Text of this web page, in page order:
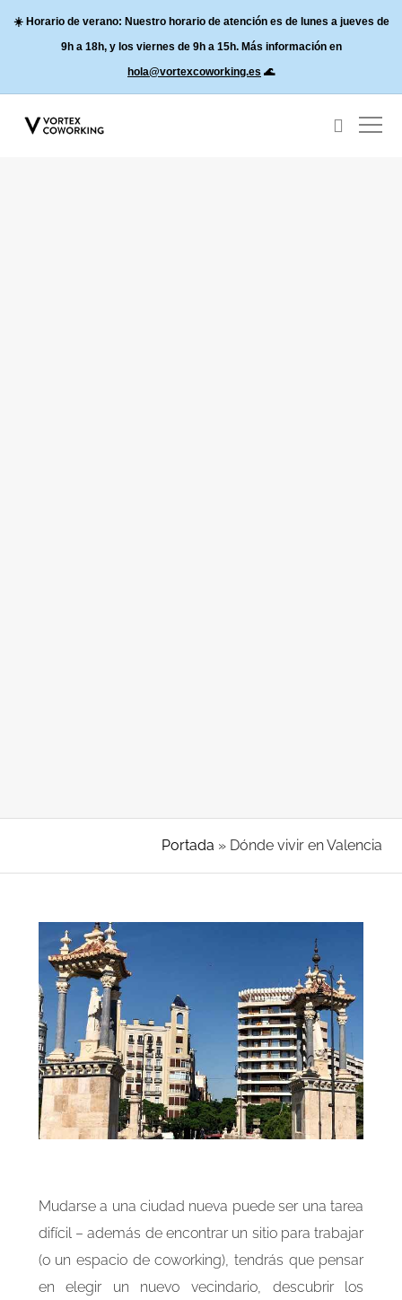
☀️ Horario de verano: Nuestro horario de atención es de lunes a jueves de
9h a 18h, y los viernes de 9h a 15h. Más información en
hola@vortexcoworking.es 🌊
Portada » Dónde vivir en Valencia
Mudarse a una ciudad nueva puede ser una tarea
difícil – además de encontrar un sitio para trabajar
(o un espacio de coworking), tendrás que pensar
en elegir un nuevo vecindario, descubrir los